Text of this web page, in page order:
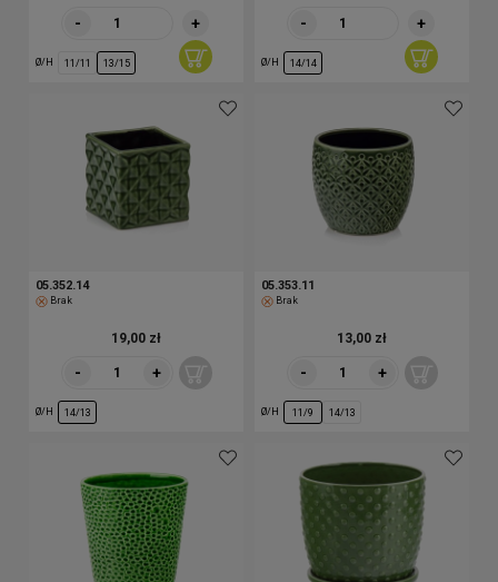
- +
Ø/H 11/11 13/15
- +
Ø/H 14/14
05.352.14
Brak
19,00 zł
- +
Ø/H 14/13
05.353.11
Brak
13,00 zł
- +
Ø/H 11/9 14/13